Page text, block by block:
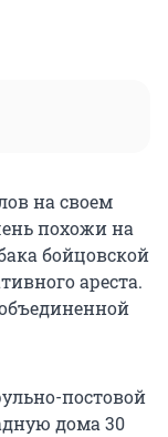
на своем
похожи на
бойцовской
ареста.
постовой
дома 30